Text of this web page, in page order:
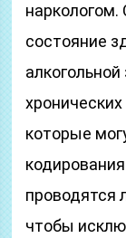
состояние
которые
проводятся
чтобы